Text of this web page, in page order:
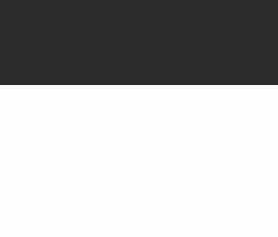
Sfântului